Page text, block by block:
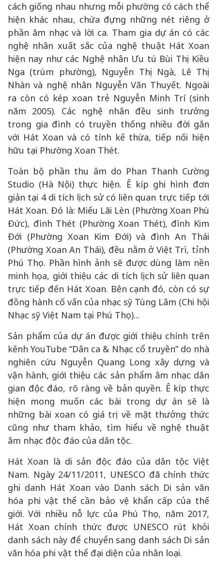
cách giống nhau nhưng mỗi phường có cách thể
hiện khác nhau, chứa đựng những nét riêng ở
phần âm nhạc và lời ca. Tham gia dự án có các
nghệ nhân xuất sắc của nghệ thuật Hát Xoan
hiện nay như các Nghệ nhân Ưu tú Bùi Thị Kiều
Nga (trùm phường), Nguyễn Thị Ngà, Lê Thị
Nhàn và nghệ nhân Nguyễn Văn Thuyết. Ngoài
ra còn có kép xoan trẻ Nguyễn Minh Trí (sinh
năm 2005). Các nghệ nhân đều sinh trưởng
trong gia đình có truyền thống nhiều đời gắn
với Hát Xoan và có tính kế thừa, tiếp nối hiện
hữu tại Phường Xoan Thét.
Toàn bộ phần thu âm do Phan Thanh Cường
Studio (Hà Nội) thực hiện. Ê kíp ghi hình đơn
giản tại 4 di tích lịch sử có liên quan trực tiếp tới
Hát Xoan. Đó là: Miếu Lãi Lèn (Phường Xoan Phù
Đức), đình Thét (Phường Xoan Thét), đình Kim
Đới (Phường Xoan Kim Đới) và đình An Thái
(Phường Xoan An Thái), đều nằm ở Việt Trì, tỉnh
Phú Thọ. Phần hình ảnh sẽ được dùng làm nền
minh họa, giới thiệu các di tích lịch sử liên quan
trực tiếp đến Hát Xoan. Bên cạnh đó, còn có sự
đồng hành cố vấn của nhạc sỹ Tùng Lâm (Chi hội
Nhạc sỹ Việt Nam tại Phú Thọ)...
Sản phẩm của dự án được giới thiệu chính trên
kênh YouTube “Dân ca & Nhạc cổ truyền” do nhà
nghiên cứu Nguyễn Quang Long xây dựng và
vận hành, giới thiệu các sản phẩm âm nhạc dân
gian độc đáo, rõ ràng về bản quyền. Ê kíp thực
hiện mong muốn các bài trong dự án sẽ là
những bài xoan có giá trị về mặt thưởng thức
cũng như tham khảo, tìm hiểu về nghệ thuật
âm nhạc độc đáo của dân tộc.
Hát Xoan là di sản độc đáo của dân tộc Việt
Nam. Ngày 24/11/2011, UNESCO đã chính thức
ghi danh Hát Xoan vào Danh sách Di sản văn
hóa phi vật thể cần bảo vệ khẩn cấp của thế
giới. Với nhiều nỗ lực của Phú Thọ, năm 2017,
Hát Xoan chính thức được UNESCO rút khỏi
danh sách này để chuyển sang danh sách Di sản
văn hóa phi vật thể đại diện của nhân loại.